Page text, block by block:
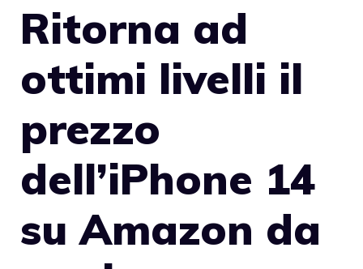
Ritorna ad
ottimi livelli il
prezzo
dell’iPhone 14
su Amazon da